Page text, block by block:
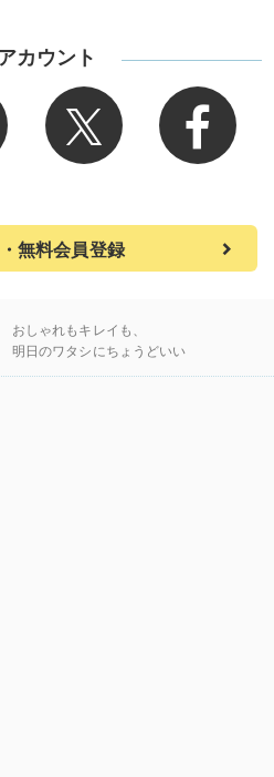
カウント
無料会員登録
おしゃれもキレイも、
明日のワタシにちょうどいい